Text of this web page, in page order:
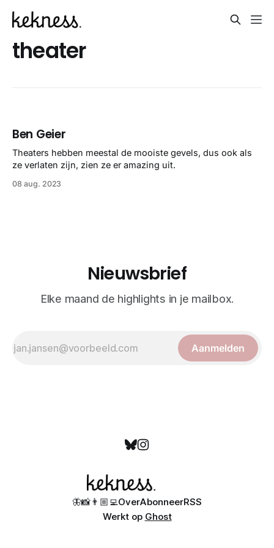
theater
Ben Geier
Theaters hebben meestal de mooiste gevels, dus ook als
ze verlaten zijn, zien ze er amazing uit.
08 aug. 2023
Nieuwsbrief
Elke maand de highlights in je mailbox.
Aanmelden
🦋📸👨🏼‍💻OverAbonneerRSS
Werkt op Ghost